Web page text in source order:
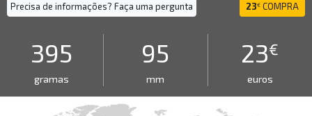
Precisa de informações? Faça uma pergunta 23€ COMPRA
395
gramas
95
mm
23€
euros